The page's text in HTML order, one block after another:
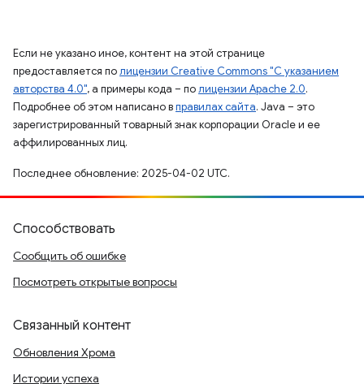
Если не указано иное, контент на этой странице
предоставляется полицензии Creative Commons "С указанием
авторства 4.0", а примеры кода – полицензии Apache 2.0.
Подробнее об этом написано вправилах сайта. Java – это
зарегистрированный товарный знак корпорации Oracle и ее
аффилированных лиц.
Последнее обновление: 2025-04-02 UTC.
Способствовать
Сообщить об ошибке
Посмотреть открытые вопросы
Связанный контент
Обновления Хрома
Истории успеха